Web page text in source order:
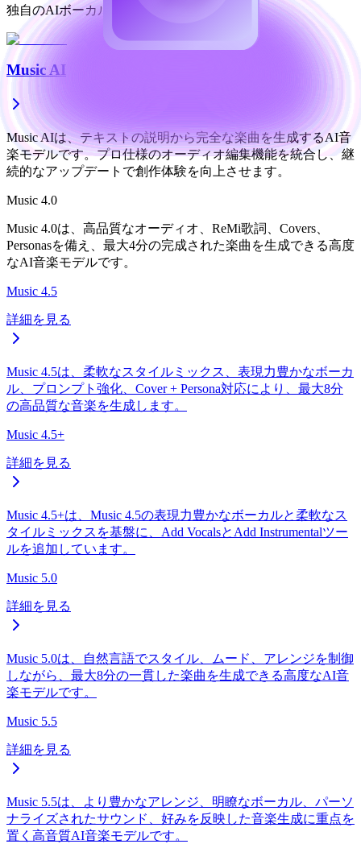
独自のAIボーカル資産へ変換できます。
Music AI
Music AIは、テキストの説明から完全な楽曲を生成するAI音
楽モデルです。プロ仕様のオーディオ編集機能を統合し、継
続的なアップデートで創作体験を向上させます。
Music 4.0
Music 4.0は、高品質なオーディオ、ReMi歌詞、Covers、
Personasを備え、最大4分の完成された楽曲を生成できる高度
なAI音楽モデルです。
Music 4.5
詳細を見る
Music 4.5は、柔軟なスタイルミックス、表現力豊かなボーカ
ル、プロンプト強化、Cover + Persona対応により、最大8分
の高品質な音楽を生成します。
Music 4.5+
詳細を見る
Music 4.5+は、Music 4.5の表現力豊かなボーカルと柔軟なス
タイルミックスを基盤に、Add VocalsとAdd Instrumentalツー
ルを追加しています。
Music 5.0
詳細を見る
Music 5.0は、自然言語でスタイル、ムード、アレンジを制御
しながら、最大8分の一貫した楽曲を生成できる高度なAI音
楽モデルです。
Music 5.5
詳細を見る
Music 5.5は、より豊かなアレンジ、明瞭なボーカル、パーソ
ナライズされたサウンド、好みを反映した音楽生成に重点を
置く高音質AI音楽モデルです。